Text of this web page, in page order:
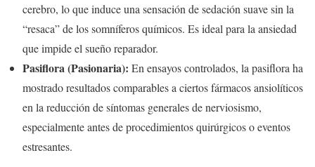
cerebro, lo que induce una sensación de sedación suave sin la
“resaca” de los somníferos químicos. Es ideal para la ansiedad
que impide el sueño reparador.
Pasiflora (Pasionaria): En ensayos controlados, la pasiflora ha
mostrado resultados comparables a ciertos fármacos ansiolíticos
en la reducción de síntomas generales de nerviosismo,
especialmente antes de procedimientos quirúrgicos o eventos
estresantes.